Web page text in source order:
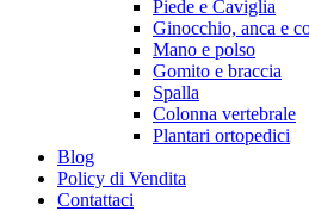
Piede e Caviglia
Ginocchio, anca e
Mano e polso
Gomito e braccia
Spalla
Colonna vertebrale
Plantari ortopedici
Blog
Policy di Vendita
Contattaci